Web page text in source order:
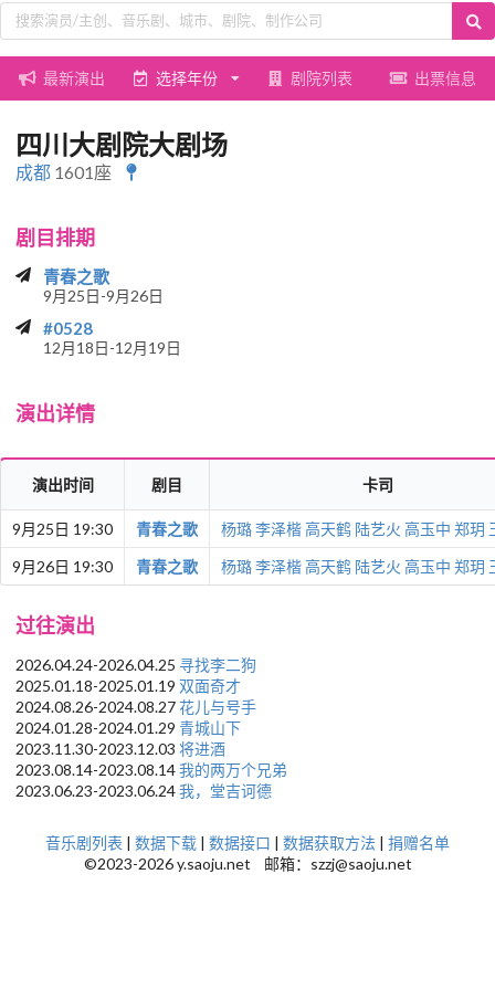
最新演出 选择年份 剧院列表 出票信息
四川大剧院大剧场
成都 1601座
剧目排期
青春之歌
9月25日-9月26日
#0528
12月18日-12月19日
演出详情
演出时间 剧目 卡司
9月25日 19:30 青春之歌 杨璐李泽楷高天鹤 陆艺火 高玉中 郑玥
9月26日 19:30
青春之歌 杨璐李泽楷高天鹤 陆艺火 高玉中 郑玥
过往演出
2026.04.24-2026.04.25 寻找李二狗
2025.01.18-2025.01.19 双面奇才
2024.08.26-2024.08.27花儿与号手
2024.01.28-2024.01.29 青城山下
2023.11.30-2023.12.03 将进酒
2023.08.14-2023.08.14我的两万个兄弟
2023.06.23-2023.06.24我，堂吉诃德
音乐剧列表 | 数据下载 | 数据接口 | 数据获取方法 | 捐赠名单
©2023-2026 y.saoju.net 邮箱：szzj@saoju.net